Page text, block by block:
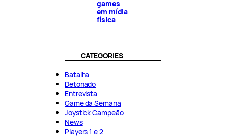
games
em mídia
física
CATEGORIES
Batalha
Detonado
Entrevista
Game da Semana
Joystick Campeão
News
Players 1 e 2